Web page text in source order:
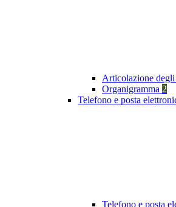
Articolazione
Organigramma 2
Telefono e posta
Telefono e posta